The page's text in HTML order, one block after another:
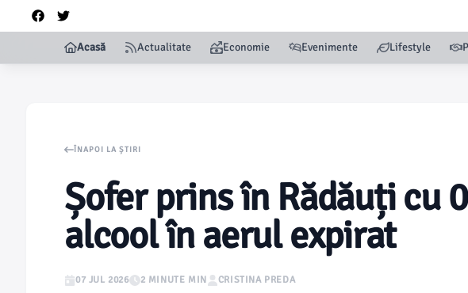
Acasă Actualitate Economie Evenimente Lifestyle
ÎNAPOI LA ȘTIRI
Șofer prins în Rădăuți cu
alcool în aerul expirat
07 JUL 2026 2 MINUTE MIN CRISTINA PREDA